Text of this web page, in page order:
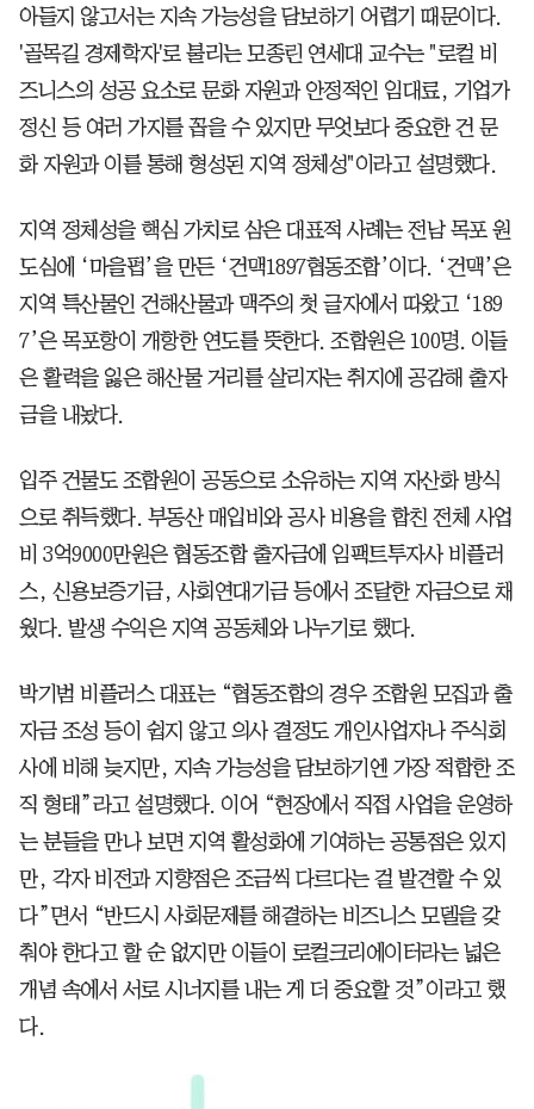
아들지 않고서는 지속 가능성을 담보하기 어렵기 때문이다.
'골목길 경제학자'로 불리는 모종린 연세대 교수는 "로컬 비
즈니스의 성공 요소로 문화 자원과 안정적인 임대료, 기업가
정신 등 여러 가지를 꼽을 수 있지만 무엇보다 중요한 건 문
화 자원과 이를 통해 형성된 지역 정체성"이라고 설명했다.
지역 정체성을 핵심 가치로 삼은 대표적 사례는 전남 목포 원
도심에 ‘마을펍’을 만든 ‘건맥1897협동조합’이다. ‘건맥’은
지역 특산물인 건해산물과 맥주의 첫 글자에서 따왔고 ‘189
7’은 목포항이 개항한 연도를 뜻한다. 조합원은 100명. 이들
은 활력을 잃은 해산물 거리를 살리자는 취지에 공감해 출자
금을 내놨다.
입주 건물도 조합원이 공동으로 소유하는 지역 자산화 방식
으로 취득했다. 부동산 매입비와 공사 비용을 합친 전체 사업
비 3억9000만원은 협동조합 출자금에 임팩트투자사 비플러
스, 신용보증기금, 사회연대기금 등에서 조달한 자금으로 채
웠다. 발생 수익은 지역 공동체와 나누기로 했다.
박기범 비플러스 대표는 “협동조합의 경우 조합원 모집과 출
자금 조성 등이 쉽지 않고 의사 결정도 개인사업자나 주식회
사에 비해 늦지만, 지속 가능성을 담보하기엔 가장 적합한 조
직 형태”라고 설명했다. 이어 “현장에서 직접 사업을 운영하
는 분들을 만나 보면 지역 활성화에 기여하는 공통점은 있지
만, 각자 비전과 지향점은 조금씩 다르다는 걸 발견할 수 있
다”면서 “반드시 사회문제를 해결하는 비즈니스 모델을 갖
춰야 한다고 할 순 없지만 이들이 로컬크리에이터라는 넓은
개념 속에서 서로 시너지를 내는 게 더 중요할 것”이라고 했
다.